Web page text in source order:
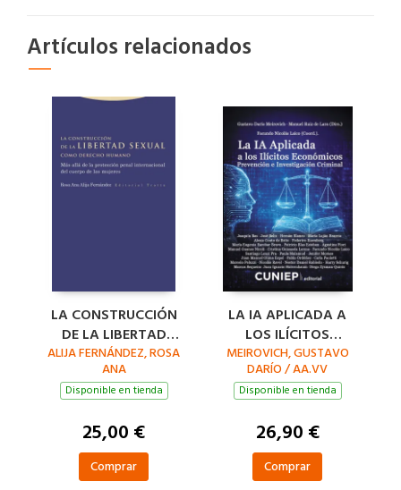
Artículos relacionados
LA CONSTRUCCIÓN
DE LA LIBERTAD
SEXUAL COMO
DERECHO HUMANO
ALIJA FERNÁNDEZ, ROSA
ANA
Disponible en tienda
25,00 €
Comprar
LA IA APLICADA A
LOS ILÍCITOS
ECONÓMICOS
MEIROVICH, GUSTAVO
DARÍO / AA.VV
Disponible en tienda
26,90 €
Comprar